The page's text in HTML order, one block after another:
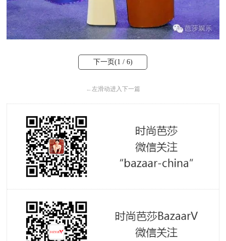
下一页(1 / 6)
←左滑动进入下一篇